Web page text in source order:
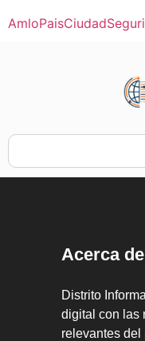
AmloPaisCiudad
Acerca de
Distrito
digital con las
relevantes del